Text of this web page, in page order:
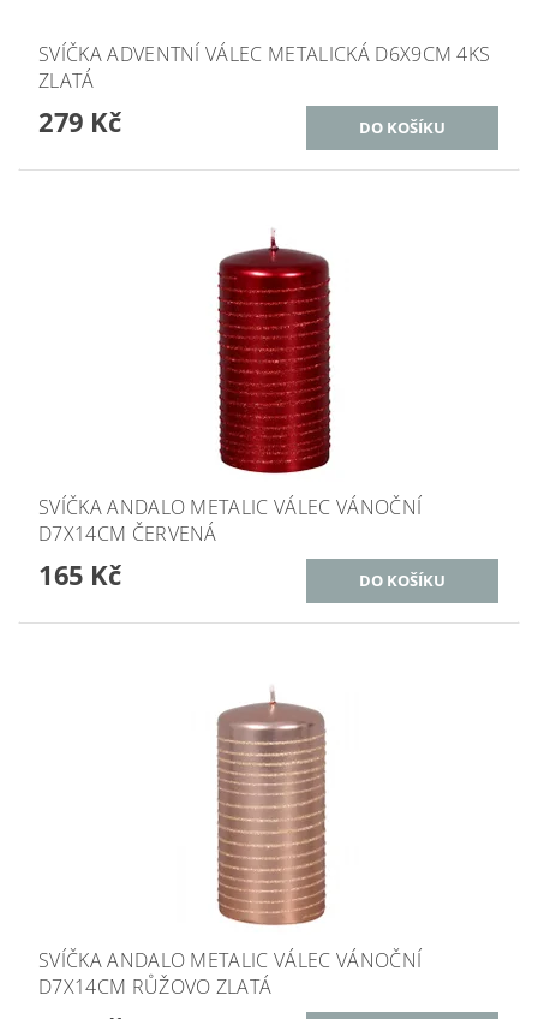
SVÍČKA ADVENTNÍ VÁLEC METALICKÁ D6X9CM 4KS
ZLATÁ
279 Kč
SVÍČKA ANDALO METALIC VÁLEC VÁNOČNÍ
D7X14CM ČERVENÁ
165 Kč
SVÍČKA ANDALO METALIC VÁLEC VÁNOČNÍ
D7X14CM RŮŽOVO ZLATÁ